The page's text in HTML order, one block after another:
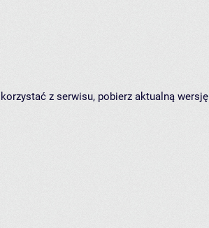
z serwisu, pobierz aktualną wersję